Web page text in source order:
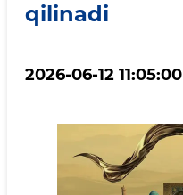
qilinadi
2026-06-12 11:05:00